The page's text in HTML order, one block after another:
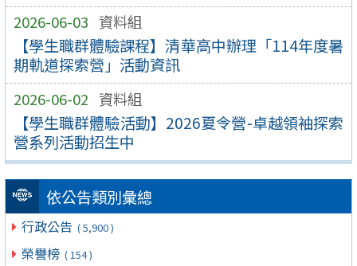
2026-06-03 資料組
【學生職群體驗課程】清華高中辦理「114年度暑
期軌道探索營」活動資訊
2026-06-02 資料組
【學生職群體驗活動】2026夏令營-卓越領袖探索
營系列活動招生中
依公告類別彙總
行政公告 ( 5,900 )
榮譽榜 ( 154 )